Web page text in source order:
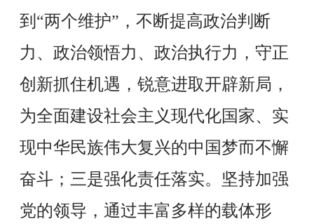
到“两个维护”，不断提高政治判断
力、政治领悟力、政治执行力，守正
创新抓住机遇，锐意进取开辟新局，
为全面建设社会主义现代化国家、实
现中华民族伟大复兴的中国梦而不懈
奋斗 ； 三是强化责任落实。坚持加强
党的领导，通过丰富多样的载体形